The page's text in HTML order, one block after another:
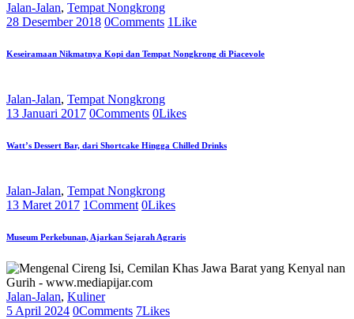
Jalan-Jalan, Tempat Nongkrong
28 Desember 2018 0Comments 1Like
Keseiramaan Nikmatnya Kopi dan Tempat Nongkrong di Piacevole
Jalan-Jalan, Tempat Nongkrong
13 Januari 2017 0Comments 0Likes
Watt’s Dessert Bar, dari Shortcake Hingga Chilled Drinks
Jalan-Jalan, Tempat Nongkrong
13 Maret 2017 1Comment 0Likes
Museum Perkebunan, Ajarkan Sejarah Agraris
Jalan-Jalan, Kuliner
5 April 2024 0Comments 7Likes